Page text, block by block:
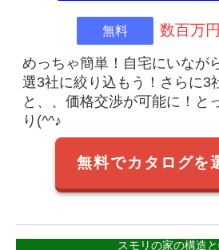
無料 数百万
めっちゃ簡単！自宅にいなが
選3社に絞り込もう！さらに3
と、、価格交渉が可能に！と
り(^^♪
無料でカタログを
スモリの家の構造